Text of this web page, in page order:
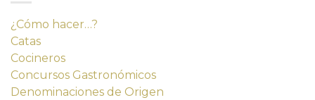
¿Cómo hacer…?
Catas
Cocineros
Concursos Gastronómicos
Denominaciones de Origen